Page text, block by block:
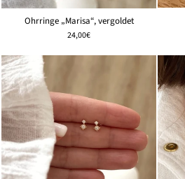
Ohrringe „Marisa“, vergoldet
24,00€